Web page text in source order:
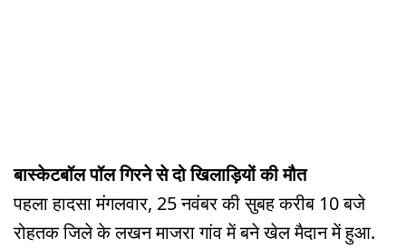
बास्केटबॉल पॉल गिरने से दो खिलाड़ियों की मौत
पहला हादसा मंगलवार, 25 नवंबर की सुबह करीब 10 बजे
रोहतक जिले के लखन माजरा गांव में बने खेल मैदान में हुआ.